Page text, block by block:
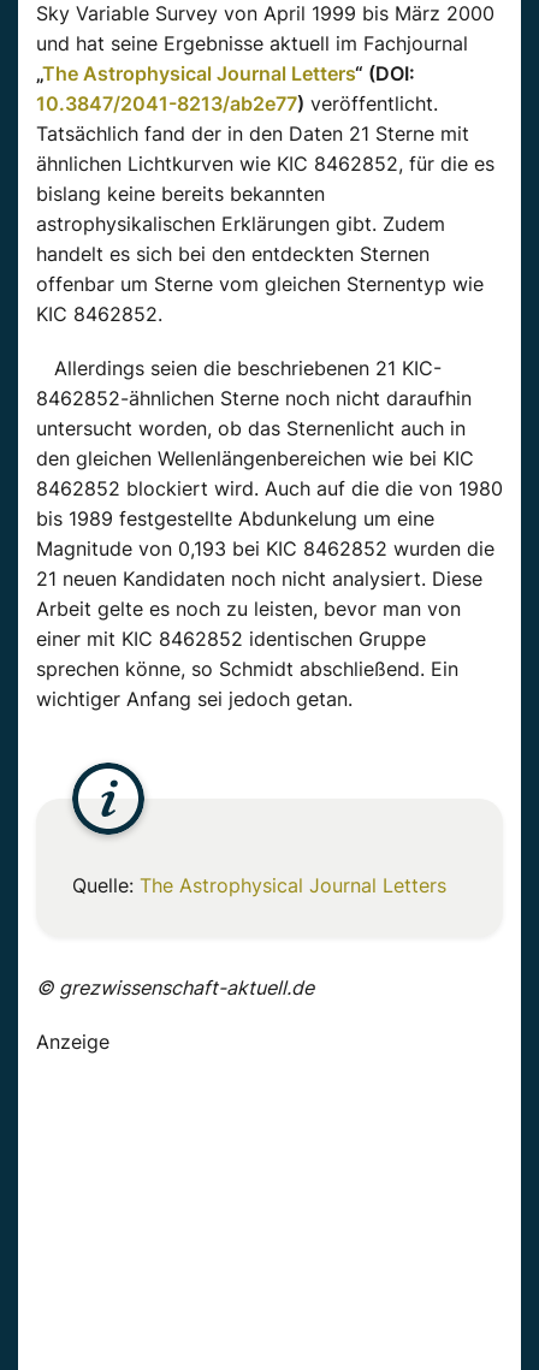
Sky Variable Survey von April 1999 bis März 2000
und hat seine Ergebnisse aktuell im Fachjournal
„The Astrophysical Journal Letters“ (DOI:
10.3847/2041-8213/ab2e77) veröffentlicht.
Tatsächlich fand der in den Daten 21 Sterne mit
ähnlichen Lichtkurven wie KIC 8462852, für die es
bislang keine bereits bekannten
astrophysikalischen Erklärungen gibt. Zudem
handelt es sich bei den entdeckten Sternen
offenbar um Sterne vom gleichen Sternentyp wie
KIC 8462852.
Allerdings seien die beschriebenen 21 KIC-
8462852-ähnlichen Sterne noch nicht daraufhin
untersucht worden, ob das Sternenlicht auch in
den gleichen Wellenlängenbereichen wie bei KIC
8462852 blockiert wird. Auch auf die die von 1980
bis 1989 festgestellte Abdunkelung um eine
Magnitude von 0,193 bei KIC 8462852 wurden die
21 neuen Kandidaten noch nicht analysiert. Diese
Arbeit gelte es noch zu leisten, bevor man von
einer mit KIC 8462852 identischen Gruppe
sprechen könne, so Schmidt abschließend. Ein
wichtiger Anfang sei jedoch getan.
Quelle: The Astrophysical Journal Letters
© grezwissenschaft-aktuell.de
Anzeige